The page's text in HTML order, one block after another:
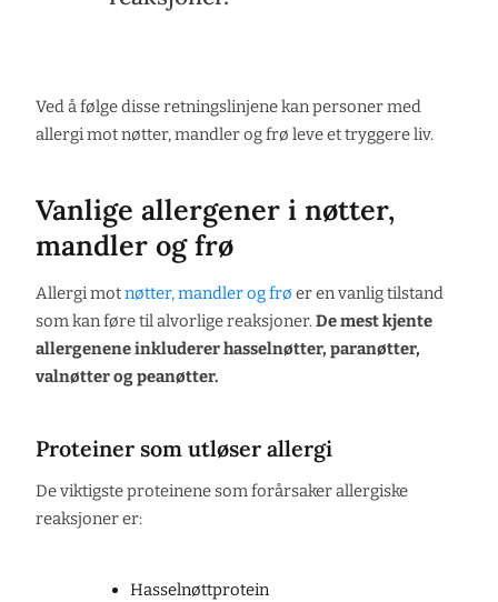
Ved å følge disse retningslinjene kan personer med
allergi mot nøtter, mandler og frø leve et tryggere liv.
Vanlige allergener i nøtter,
mandler og frø
Allergi motnøtter, mandler og frø er en vanlig tilstand
som kan føre til alvorlige reaksjoner.De mest kjente
allergenene inkluderer hasselnøtter, paranøtter,
valnøtter og peanøtter.
Proteiner som utløser allergi
De viktigste proteinene som forårsaker allergiske
reaksjoner er:
Hasselnøttprotein